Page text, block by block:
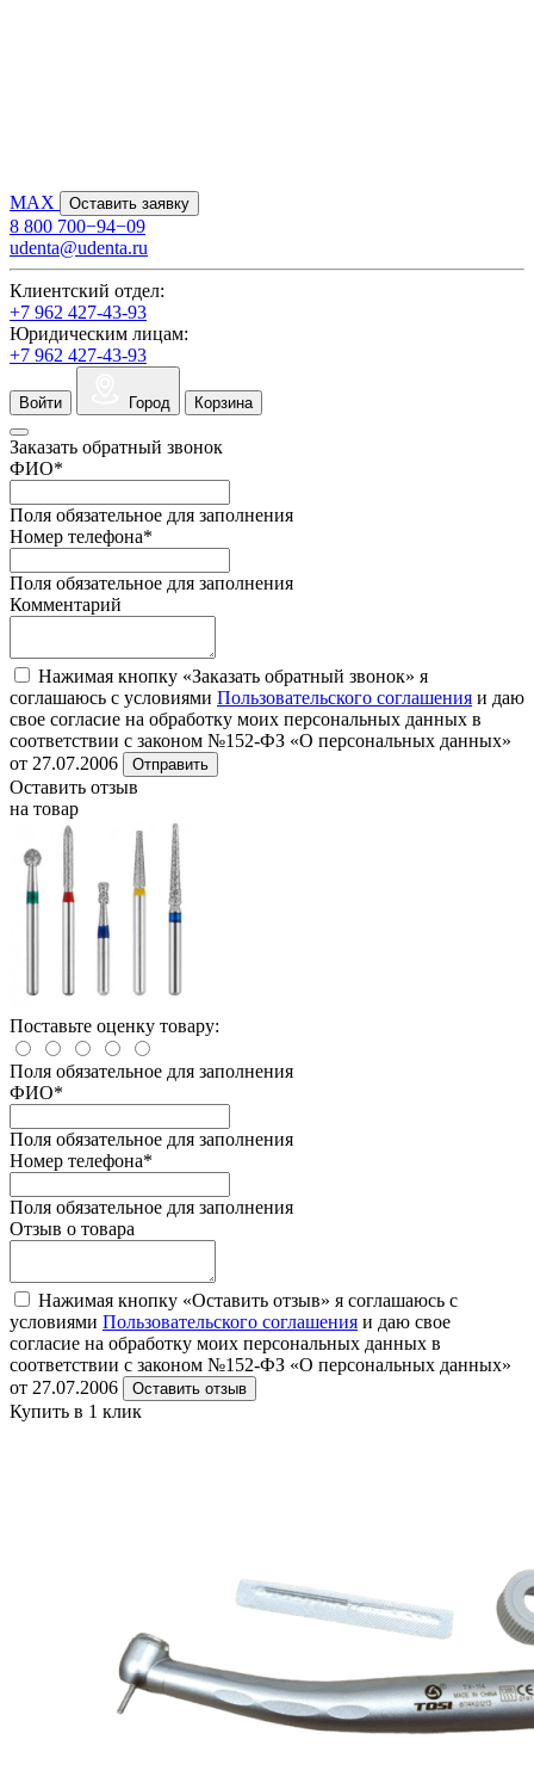
MAX Оставить заявку
8 800 700−94−09
udenta@udenta.ru
Клиентский отдел:
+7 962 427-43-93
Юридическим лицам:
+7 962 427-43-93
Войти Город Корзина
Заказать обратный звонок
ФИО*
Поля обязательное для заполнения
Номер телефона*
Поля обязательное для заполнения
Комментарий
Нажимая кнопку «Заказать обратный звонок» я
соглашаюсь с условиями Пользовательского соглашения и даю
свое согласие на обработку моих персональных данных в
соответствии с законом №152-ФЗ «О персональных данных»
от 27.07.2006
Отправить
Оставить отзыв
на товар
Поставьте оценку товару:
Поля обязательное для заполнения
ФИО*
Поля обязательное для заполнения
Номер телефона*
Поля обязательное для заполнения
Отзыв о товара
Нажимая кнопку «Оставить отзыв» я соглашаюсь с
условиями Пользовательского соглашения и даю свое
согласие на обработку моих персональных данных в
соответствии с законом №152-ФЗ «О персональных данных»
от 27.07.2006
Оставить отзыв
Купить в 1 клик